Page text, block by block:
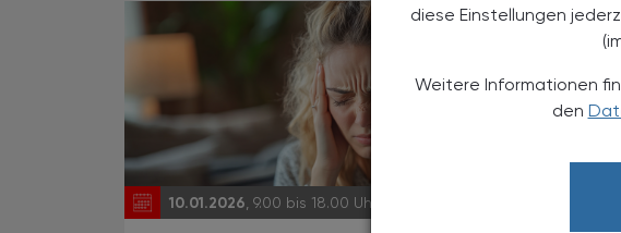
diese Einstellungen
Weitere Informationen
den
10.01.2026 , 9.00 bis 18.00 Uhr